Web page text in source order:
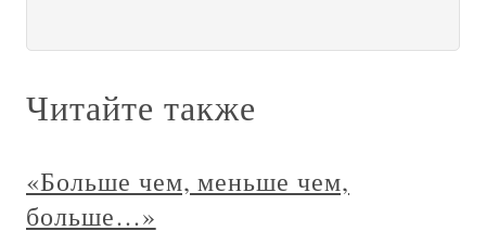
Читайте также
«Больше чем, меньше чем,
больше…»